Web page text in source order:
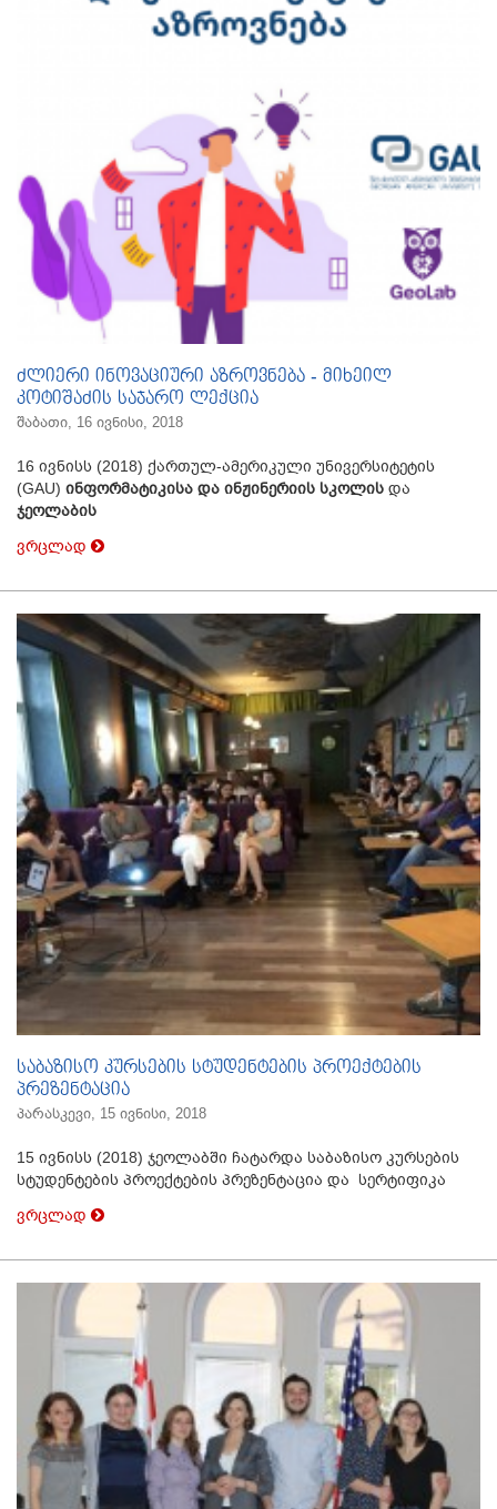
ძლიერი ინოვაციური აზროვნება - მიხეილ
კოტიშაძის საჯარო ლექცია
შაბათი, 16 ივნისი, 2018
16 ივნისს (2018) ქართულ-ამერიკული უნივერსიტეტის
(GAU) ინფორმატიკისა და ინჟინერიის სკოლის და
ჯეოლაბის
ვრცლად
საბაზისო კურსების სტუდენტების პროექტების
პრეზენტაცია
პარასკევი, 15 ივნისი, 2018
15 ივნისს (2018) ჯეოლაბში ჩატარდა საბაზისო კურსების
სტუდენტების პროექტების პრეზენტაცია და სერტიფიკა
ვრცლად